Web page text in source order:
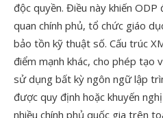
độc quyền. Điều này khiến
quan chính phủ, tổ chức giáo
bảo tồn kỹ thuật số. Cấu trúc
điểm mạnh khác, cho phép tạo
sử dụng bất kỳ ngôn ngữ lập
được quy định hoặc khuyến
nhiều chính phủ quốc gia trên